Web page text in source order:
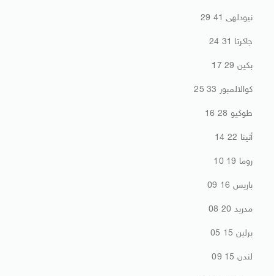
نيودلهى 41 29
جاكرتا 31 24
بكين 29 17
كوالالمبور 33 25
طوكيو 28 16
أثينا 22 14
روما 19 10
باريس 16 09
مدريد 20 08
برلين 15 05
لندن 15 09